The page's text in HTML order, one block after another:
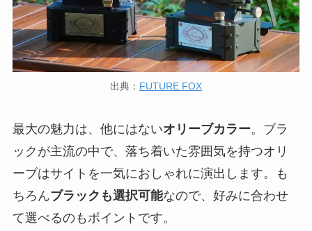
出典： FUTURE FOX
最大の魅力は、他にはないオリーブカラー。ブラ
ックが主流の中で、落ち着いた雰囲気を持つオリ
ーブはサイトを一気におしゃれに演出します。も
ちろんブラックも選択可能なので、好みに合わせ
て選べるのもポイントです。